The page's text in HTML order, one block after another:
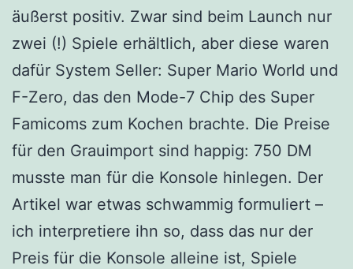
äußerst positiv. Zwar sind beim Launch nur
zwei (!) Spiele erhältlich, aber diese waren
dafür System Seller: Super Mario World und
F-Zero, das den Mode-7 Chip des Super
Famicoms zum Kochen brachte. Die Preise
für den Grauimport sind happig: 750 DM
musste man für die Konsole hinlegen. Der
Artikel war etwas schwammig formuliert –
ich interpretiere ihn so, dass das nur der
Preis für die Konsole alleine ist, Spiele